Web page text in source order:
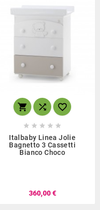
  
    
Italbaby Linea Jolie
Bagnetto 3 Cassetti
Bianco Choco
360,00 €